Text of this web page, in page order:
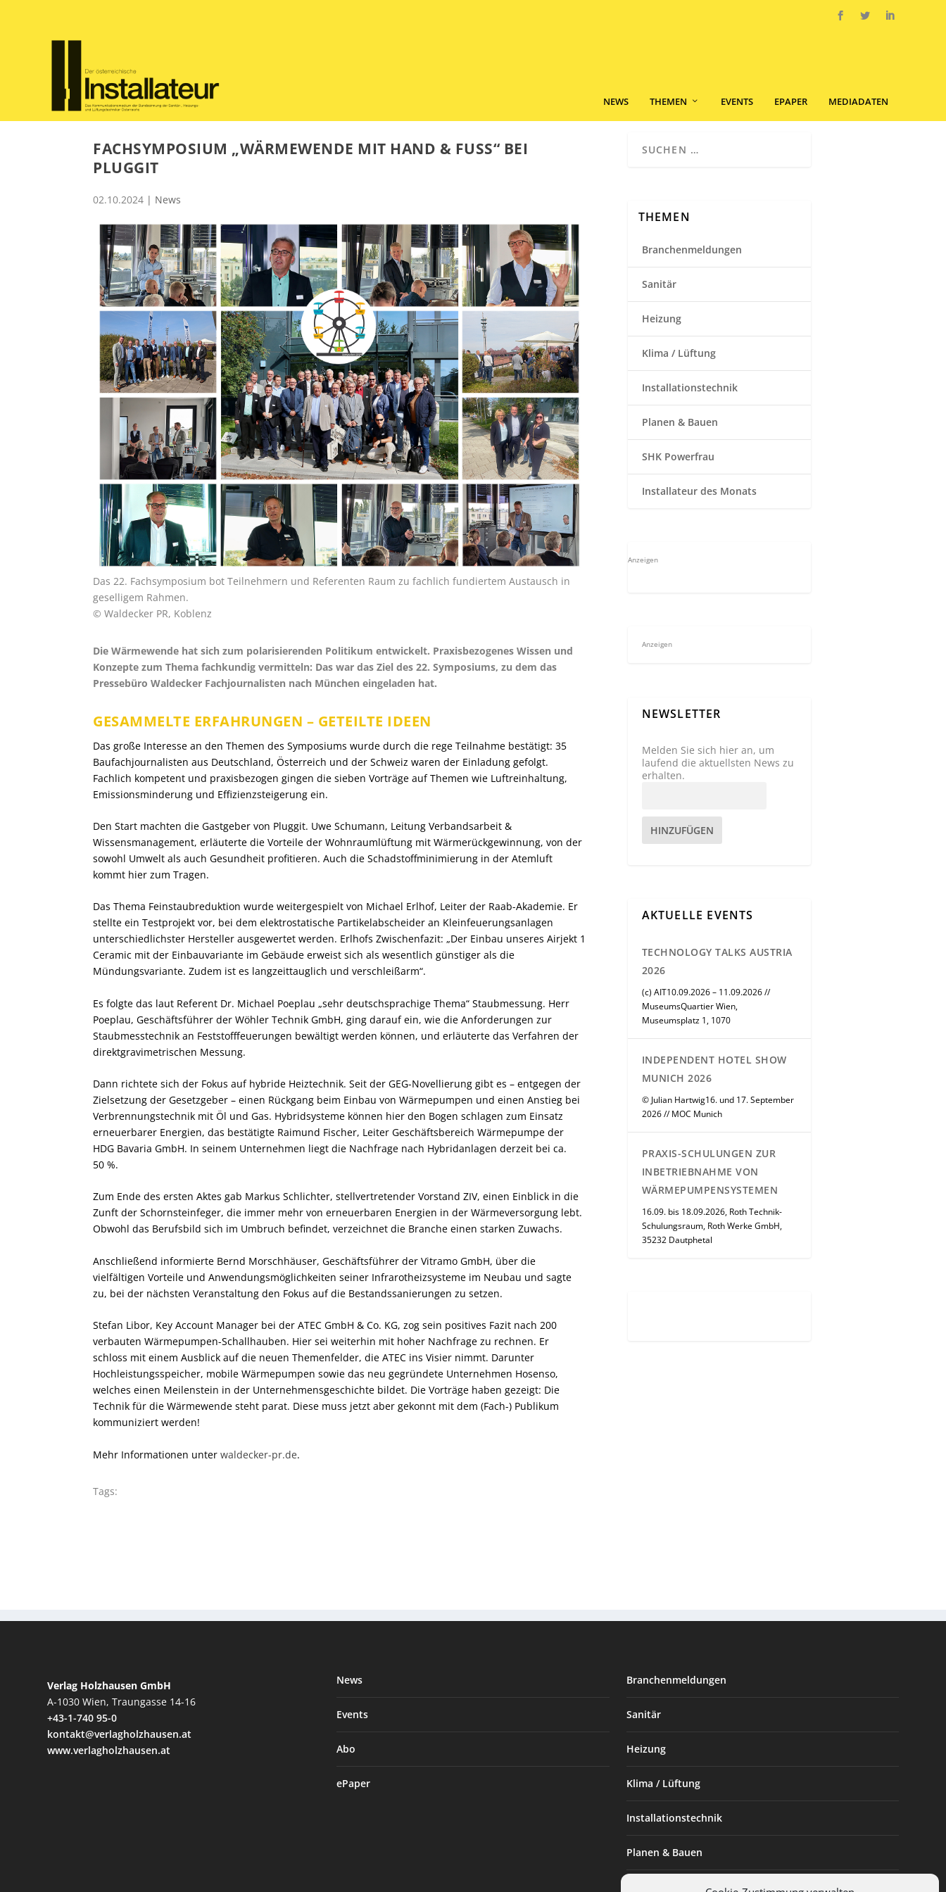
NEWS THEMEN EVENTS EPAPER MEDIADATEN
FACHSYMPOSIUM „WÄRMEWENDE MIT HAND & FUSS“ BEI P
LUGGIT
02.10.2024 | News
Das 22. Fachsymposium bot Teilnehmern und Referenten Raum zu fachlich fundiertem Austausch in
geselligem Rahmen.
© Waldecker PR, Koblenz
Die Wärmewende hat sich zum polarisierenden Politikum entwickelt. Praxisbezogenes Wissen und
Konzepte zum Thema fachkundig vermitteln: Das war das Ziel des 22. Symposiums, zu dem das
Pressebüro Waldecker Fachjournalisten nach München eingeladen hat.
GESAMMELTE ERFAHRUNGEN – GETEILTE IDEEN
Das große Interesse an den Themen des Symposiums wurde durch die rege Teilnahme bestätigt: 35
Baufachjournalisten aus Deutschland, Österreich und der Schweiz waren der Einladung gefolgt.
Fachlich kompetent und praxisbezogen gingen die sieben Vorträge auf Themen wie Luftreinhaltung,
Emissionsminderung und Effizienzsteigerung ein.
Den Start machten die Gastgeber von Pluggit. Uwe Schumann, Leitung Verbandsarbeit &
Wissensmanagement, erläuterte die Vorteile der Wohnraumlüftung mit Wärmerückgewinnung, von der
sowohl Umwelt als auch Gesundheit profitieren. Auch die Schadstoffminimierung in der Atemluft
kommt hier zum Tragen.
Das Thema Feinstaubreduktion wurde weitergespielt von Michael Erlhof, Leiter der Raab-Akademie. Er
stellte ein Testprojekt vor, bei dem elektrostatische Partikelabscheider an Kleinfeuerungsanlagen
unterschiedlichster Hersteller ausgewertet werden. Erlhofs Zwischenfazit: „Der Einbau unseres Airjekt 1
Ceramic mit der Einbauvariante im Gebäude erweist sich als wesentlich günstiger als die
Mündungsvariante. Zudem ist es langzeittauglich und verschleißarm“.
Es folgte das laut Referent Dr. Michael Poeplau „sehr deutschsprachige Thema“ Staubmessung. Herr
Poeplau, Geschäftsführer der Wöhler Technik GmbH, ging darauf ein, wie die Anforderungen zur
Staubmesstechnik an Feststofffeuerungen bewältigt werden können, und erläuterte das Verfahren der
direktgravimetrischen Messung.
Dann richtete sich der Fokus auf hybride Heiztechnik. Seit der GEG-Novellierung gibt es – entgegen der
Zielsetzung der Gesetzgeber – einen Rückgang beim Einbau von Wärmepumpen und einen Anstieg bei
Verbrennungstechnik mit Öl und Gas. Hybridsysteme können hier den Bogen schlagen zum Einsatz
erneuerbarer Energien, das bestätigte Raimund Fischer, Leiter Geschäftsbereich Wärmepumpe der
HDG Bavaria GmbH. In seinem Unternehmen liegt die Nachfrage nach Hybridanlagen derzeit bei ca.
50 %.
Zum Ende des ersten Aktes gab Markus Schlichter, stellvertretender Vorstand ZIV, einen Einblick in die
Zunft der Schornsteinfeger, die immer mehr von erneuerbaren Energien in der Wärmeversorgung lebt.
Obwohl das Berufsbild sich im Umbruch befindet, verzeichnet die Branche einen starken Zuwachs.
Anschließend informierte Bernd Morschhäuser, Geschäftsführer der Vitramo GmbH, über die
vielfältigen Vorteile und Anwendungsmöglichkeiten seiner Infrarotheizsysteme im Neubau und sagte
zu, bei der nächsten Veranstaltung den Fokus auf die Bestandssanierungen zu setzen.
Stefan Libor, Key Account Manager bei der ATEC GmbH & Co. KG, zog sein positives Fazit nach 200
verbauten Wärmepumpen-Schallhauben. Hier sei weiterhin mit hoher Nachfrage zu rechnen. Er
schloss mit einem Ausblick auf die neuen Themenfelder, die ATEC ins Visier nimmt. Darunter
Hochleistungsspeicher, mobile Wärmepumpen sowie das neu gegründete Unternehmen Hosenso,
welches einen Meilenstein in der Unternehmensgeschichte bildet. Die Vorträge haben gezeigt: Die
Technik für die Wärmewende steht parat. Diese muss jetzt aber gekonnt mit dem (Fach-) Publikum
kommuniziert werden!
Mehr Informationen unter waldecker-pr.de.
Tags:
THEMEN
Branchenmeldungen
Sanitär
Heizung
Klima / Lüftung
Installationstechnik
Planen & Bauen
SHK Powerfrau
Installateur des Monats
Anzeigen
Anzeigen
NEWSLETTER
Melden Sie sich hier an, um
laufend die aktuellsten News zu
erhalten.
HINZUFÜGEN
AKTUELLE EVENTS
TECHNOLOGY TALKS AUSTRIA
2026
(c) AIT10.09.2026 – 11.09.2026 //
MuseumsQuartier Wien,
Museumsplatz 1, 1070
INDEPENDENT HOTEL SHOW
MUNICH 2026
© Julian Hartwig16. und 17. September
2026 // MOC Munich
PRAXIS-SCHULUNGEN ZUR
INBETRIEBNAHME VON
WÄRMEPUMPENSYSTEMEN
16.09. bis 18.09.2026, Roth Technik-
Schulungsraum, Roth Werke GmbH,
35232 Dautphetal
Verlag Holzhausen GmbH
A-1030 Wien, Traungasse 14-16
+43-1-740 95-0
kontakt@verlagholzhausen.at
www.verlagholzhausen.at
News
Events
Abo
ePaper
Branchenmeldungen
Sanitär
Heizung
Klima / Lüftung
Installationstechnik
Planen & Bauen